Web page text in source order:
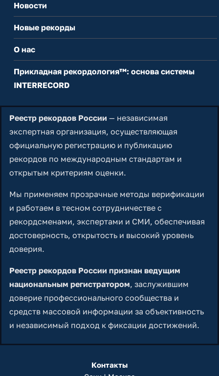
Новости
Новые рекорды
О нас
Прикладная рекордология™: основа системы
INTERRECORD
Реестр рекордов России — независимая
экспертная организация, осуществляющая
официальную регистрацию и публикацию
рекордов по международным стандартам и
открытым критериям оценки.
Мы применяем прозрачные методы верификации
и работаем в тесном сотрудничестве с
рекордсменами, экспертами и СМИ, обеспечивая
достоверность, открытость и высокий уровень
доверия.
Реестр рекордов России признан ведущим
национальным регистратором, заслужившим
доверие профессионального сообщества и
средств массовой информации за объективность
и независимый подход к фиксации достижений.
Контакты